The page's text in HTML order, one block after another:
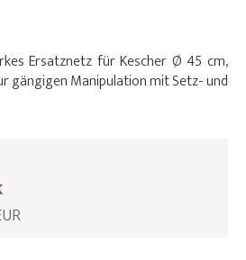
Ersatznetz für Kescher Ø 45 cm,
gängigen Manipulation mit Setz- und